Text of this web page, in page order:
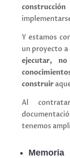
construcción
Y estamos
un proyecto
ejecutar,
construir
Al
tenemos